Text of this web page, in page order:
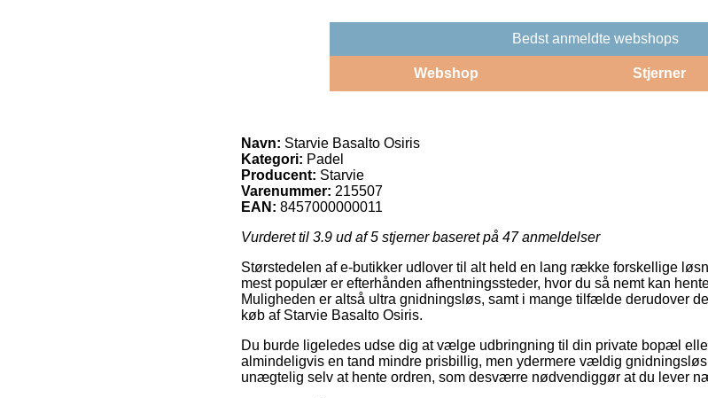
Bedst anmeldte webshops
Webshop Stjerner
Navn: Starvie Basalto Osiris
Kategori: Padel
Producent: Starvie
Varenummer: 215507
EAN: 8457000000011
Vurderet til 3.9 ud af 5 stjerner baseret på 47anmeldelser
Størstedelen af e-butikker udlover til alt held en lang række forskellige
mest populær er efterhånden afhentningssteder, hvor du så nemt kan
Muligheden er altså ultra gnidningsløs, samt i mange tilfælde derudover
køb af Starvie Basalto Osiris.
Du burde ligeledes udse dig at vælge udbringning til din private bopæl
almindeligvis en tand mindre prisbillig, men ydermere vældig
unægtelig selv at hente ordren, som desværre nødvendiggør at du lever